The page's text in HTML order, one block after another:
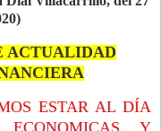
ACTUALIDAD
ESTAR AL DÍA